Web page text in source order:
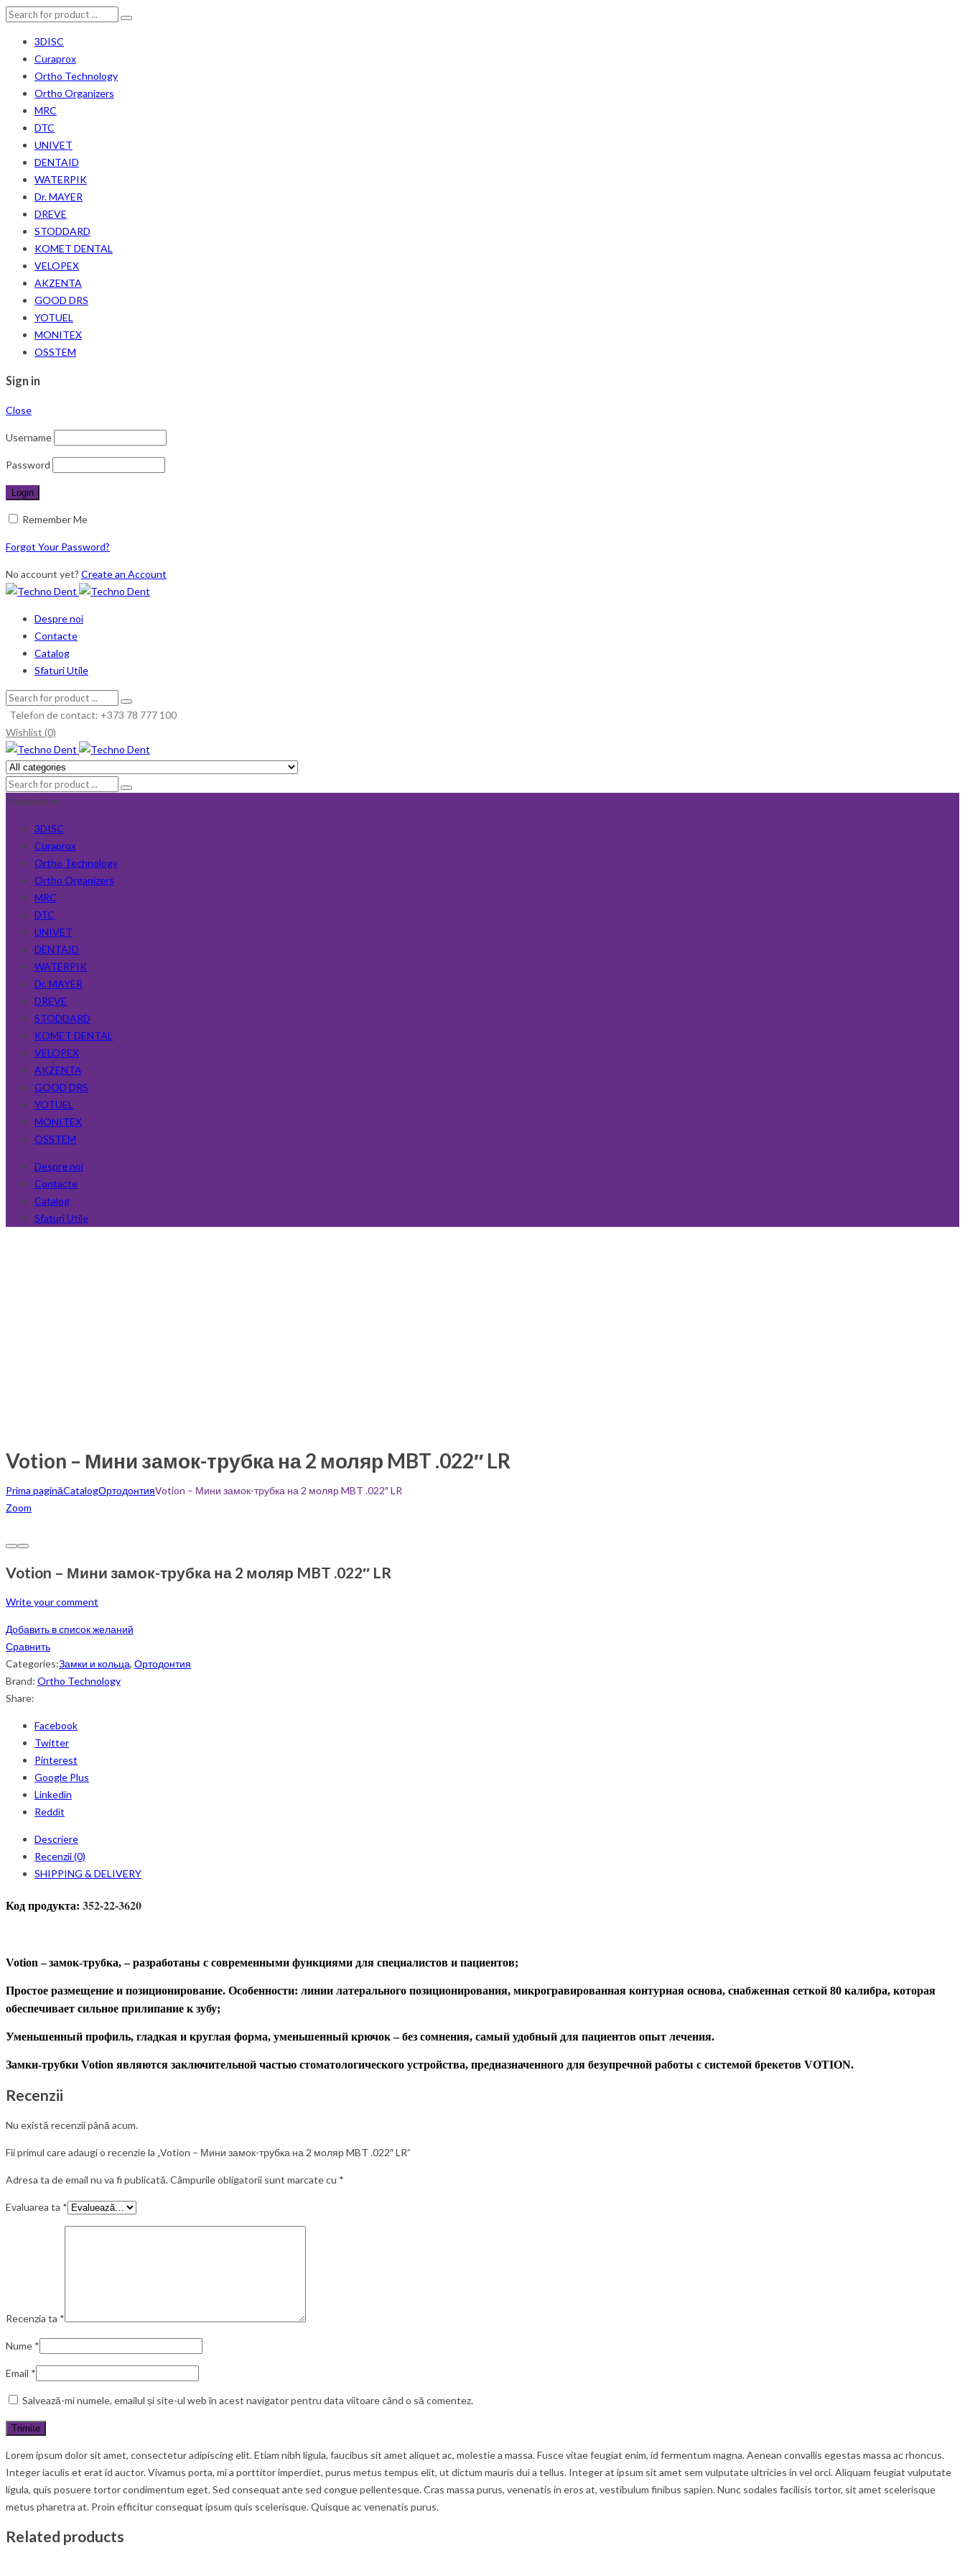
3DISC
Curaprox
Ortho Technology
Ortho Organizers
MRC
DTC
UNIVET
DENTAID
WATERPIK
Dr. MAYER
DREVE
STODDARD
KOMET DENTAL
VELOPEX
AKZENTA
GOOD DRS
YOTUEL
MONITEX
OSSTEM
Sign in
Close
Username
Password
Remember Me
Forgot Your Password?
No account yet? Create an Account
Despre noi
Contacte
Catalog
Sfaturi Utile
Telefon de contact: +373 78 777 100
Wishlist (0)
Producători
3DISC
Curaprox
Ortho Technology
Ortho Organizers
MRC
DTC
UNIVET
DENTAID
WATERPIK
Dr. MAYER
DREVE
STODDARD
KOMET DENTAL
VELOPEX
AKZENTA
GOOD DRS
YOTUEL
MONITEX
OSSTEM
Despre noi
Contacte
Catalog
Sfaturi Utile
Votion – Мини замок-трубка на 2 моляр MBT .022″ LR
Prima paginăCatalogОртодонтияVotion – Мини замок-трубка на 2 моляр MBT .022″ LR
Zoom
Votion – Мини замок-трубка на 2 моляр MBT .022″ LR
Write your comment
Добавить в список желаний
Сравнить
Categories:Замки и кольца, Ортодонтия
Brand: Ortho Technology
Share:
Facebook
Twitter
Pinterest
Google Plus
Linkedin
Reddit
Descriere
Recenzii (0)
SHIPPING & DELIVERY
Код продукта: 352-22-3620
Votion –замок-трубка,– разработаны с современными функциями для специалистов и пациентов;
Простое размещение и позиционирование. Особенности: линии латерального позиционирования, микрогравированная контурная основа, снабженная сеткой 80 калибра, которая
обеспечивает сильное прилипание к зубу;
Уменьшенный профиль, гладкая и круглая форма, уменьшенный крючок– без сомнения, самый удобный для пациентов опыт лечения.
Замки-трубки Votion являются заключительной частью стоматологического устройства, предназначенного для безупречной работы с системой брекетов VOTION.
Recenzii
Nu există recenzii până acum.
Fii primul care adaugi o recenzie la „Votion – Мини замок-трубка на 2 моляр MBT .022″ LR”
Adresa ta de email nu va fi publicată.Câmpurile obligatorii sunt marcate cu *
Evaluarea ta *
Recenzia ta *
Nume *
Email *
Salvează-mi numele, emailul și site-ul web în acest navigator pentru data viitoare când o să comentez.
Lorem ipsum dolor sit amet, consectetur adipiscing elit. Etiam nibh ligula, faucibus sit amet aliquet ac, molestie a massa. Fusce vitae feugiat enim, id fermentum magna. Aenean convallis egestas massa ac rhoncus.
Integer iaculis et erat id auctor. Vivamus porta, mi a porttitor imperdiet, purus metus tempus elit, ut dictum mauris dui a tellus. Integer at ipsum sit amet sem vulputate ultricies in vel orci. Aliquam feugiat vulputate
ligula, quis posuere tortor condimentum eget. Sed consequat ante sed congue pellentesque. Cras massa purus, venenatis in eros at, vestibulum finibus sapien. Nunc sodales facilisis tortor, sit amet scelerisque
metus pharetra at. Proin efficitur consequat ipsum quis scelerisque. Quisque ac venenatis purus.
Related products